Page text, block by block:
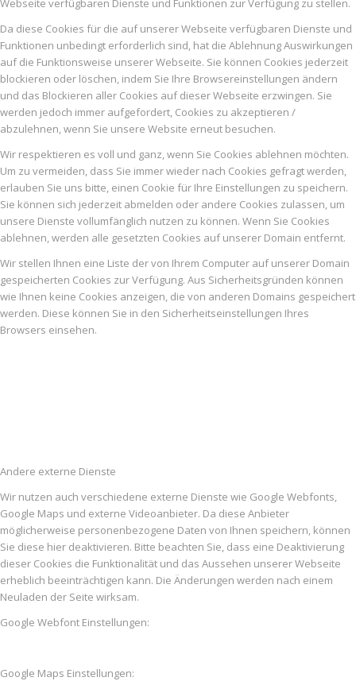
Webseite verfügbaren Dienste und Funktionen zur Verfügung zu stellen.
Da diese Cookies für die auf unserer Webseite verfügbaren Dienste und
Funktionen unbedingt erforderlich sind, hat die Ablehnung Auswirkungen
auf die Funktionsweise unserer Webseite. Sie können Cookies jederzeit
blockieren oder löschen, indem Sie Ihre Browsereinstellungen ändern
und das Blockieren aller Cookies auf dieser Webseite erzwingen. Sie
werden jedoch immer aufgefordert, Cookies zu akzeptieren /
abzulehnen, wenn Sie unsere Website erneut besuchen.
Wir respektieren es voll und ganz, wenn Sie Cookies ablehnen möchten.
Um zu vermeiden, dass Sie immer wieder nach Cookies gefragt werden,
erlauben Sie uns bitte, einen Cookie für Ihre Einstellungen zu speichern.
Sie können sich jederzeit abmelden oder andere Cookies zulassen, um
unsere Dienste vollumfänglich nutzen zu können. Wenn Sie Cookies
ablehnen, werden alle gesetzten Cookies auf unserer Domain entfernt.
Wir stellen Ihnen eine Liste der von Ihrem Computer auf unserer Domain
gespeicherten Cookies zur Verfügung. Aus Sicherheitsgründen können
wie Ihnen keine Cookies anzeigen, die von anderen Domains gespeichert
werden. Diese können Sie in den Sicherheitseinstellungen Ihres
Browsers einsehen.
Andere externe Dienste
Wir nutzen auch verschiedene externe Dienste wie Google Webfonts,
Google Maps und externe Videoanbieter. Da diese Anbieter
möglicherweise personenbezogene Daten von Ihnen speichern, können
Sie diese hier deaktivieren. Bitte beachten Sie, dass eine Deaktivierung
dieser Cookies die Funktionalität und das Aussehen unserer Webseite
erheblich beeinträchtigen kann. Die Änderungen werden nach einem
Neuladen der Seite wirksam.
Google Webfont Einstellungen:
Google Maps Einstellungen: